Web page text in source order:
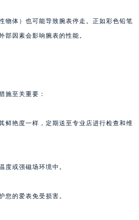
物体）也可能导致腕表停走。正如彩色铅笔
部因素会影响腕表的性能。
施至关重要：
鲜艳度一样，定期送至专业店进行检查和维
度或强磁场环境中。
您的爱表免受损害。